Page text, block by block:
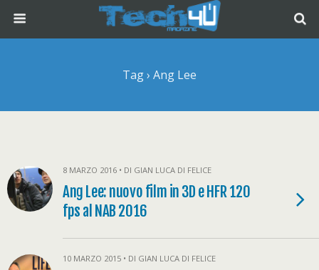
Tag › Ang Lee
8 MARZO 2016 • DI GIAN LUCA DI FELICE
Ang Lee: nuovo film in 3D e HFR 120
fps al NAB 2016
10 MARZO 2015 • DI GIAN LUCA DI FELICE